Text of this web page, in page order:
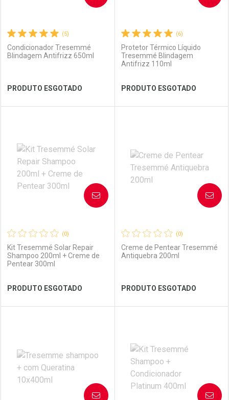
Ver Desconto Convênio Ver Desconto Convênio
(5)
Condicionador Tresemmé
Blindagem Antifrizz 650ml
PRODUTO ESGOTADO
Laboratório
Ver Desconto Convênio
Por Menos
(6)
Protetor Térmico Líquido
Tresemmé Blindagem
Antifrizz 110ml
PRODUTO ESGOTADO
Laboratório
Ver Desconto Convênio
Por Menos
(0)
Kit Tresemmé Solar Repair
Shampoo 200ml + Creme de
Pentear 300ml
PRODUTO ESGOTADO
AVISE-ME
Laboratório
Por Menos
(0)
Creme de Pentear Tresemmé
Antiquebra 200ml
PRODUTO ESGOTADO
AVISE-ME
Laboratório
Por Menos
AVISE-ME AVISE-ME